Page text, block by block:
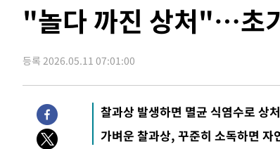
-14993초 전 > "여기 떨어졌다"…다누리, 스페이스X 로켓 달
-4639초 전 >내일까지 39도 '펄펄'…기상청 "태풍 지나며 폭염
-4276초 전 >트럼프, 한국계 진보 주지사 후보 맹공…"공산주
-4254초 전 >
"美간섭에 합의 지연"…트럼프, '이란 호르무즈
-774초 전 >
[속보]산업장관 "李정부, 원전 반대 안해…안정 전
8분 전 >[속보]경찰, '홍명보 선임 논란' 대한축구협회·축구회
"놀다 까진 상처"…초
등록 2026.05.11 07:01:00
찰과상 발생하면 멸균 식염수로 상
가벼운 찰과상, 꾸준히 소독하면 자